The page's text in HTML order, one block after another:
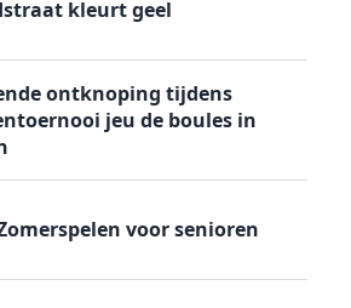
kleurt geel
ontknoping tijdens
jeu de boules in
voor senioren